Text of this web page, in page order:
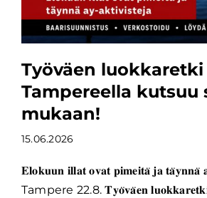
Työväen luokkaretki
Tampereella kutsuu
mukaan!
15.06.2026
𝐄𝐥𝐨𝐤𝐮𝐮𝐧 𝐢𝐥𝐥𝐚𝐭 𝐨𝐯𝐚𝐭 𝐩𝐢𝐦𝐞𝐢𝐭𝐚̈ 𝐣𝐚 𝐭𝐚̈𝐲𝐧𝐧𝐚̈
Tampere 22.8. 𝐓𝐲𝐨̈𝐯𝐚̈𝐞𝐧